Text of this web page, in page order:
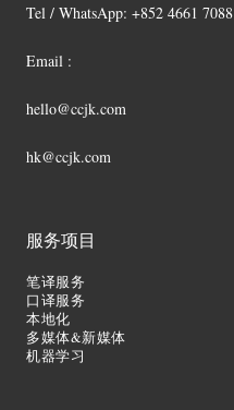
Tel / WhatsApp: +852 4661 7088
Email :
hello@ccjk.com
hk@ccjk.com
服务项目
笔译服务
口译服务
本地化
多媒体&新媒体
机器学习